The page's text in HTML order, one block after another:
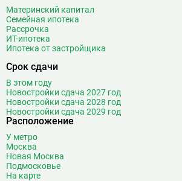
Материнский капитал
Семейная ипотека
Рассрочка
ИТ-ипотека
Ипотека от застройщика
Срок сдачи
В этом году
Новостройки сдача 2027 год
Новостройки сдача 2028 год
Новостройки сдача 2029 год
Расположение
У метро
Москва
Новая Москва
Подмосковье
На карте